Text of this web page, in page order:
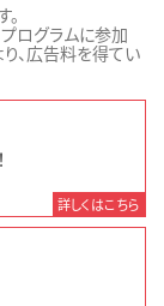
ログラムに参加
、広告料を得てい
詳しくはこちら